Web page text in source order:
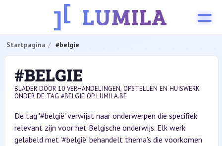
Startpagina #belgie
#BELGIE
BLADER DOOR 10 VERHANDELINGEN, OPSTELLEN EN HUISWERK
ONDER DE TAG #BELGIE OP LUMILA.BE
De tag '#belgië' verwijst naar onderwerpen die specifiek
relevant zijn voor het Belgische onderwijs. Elk werk
gelabeld met '#belgië' behandelt thema’s die voorkomen